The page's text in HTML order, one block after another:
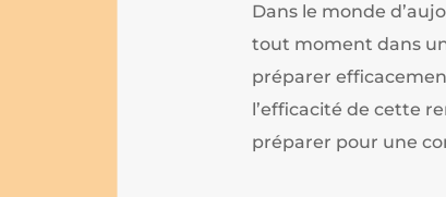
Dans le monde
tout moment dans
préparer
l’efficacité de cette
préparer pour une